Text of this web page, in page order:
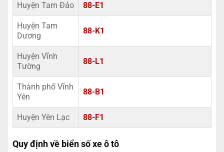
Huyện Tam Đảo 88-E1
Huyện Tam
Dương
88-K1
Huyện Vĩnh
Tường
88-L1
Thành phố Vĩnh
Yên
88-B1
Huyện Yên Lạc 88-F1
Quy định về biển số xe ô tô